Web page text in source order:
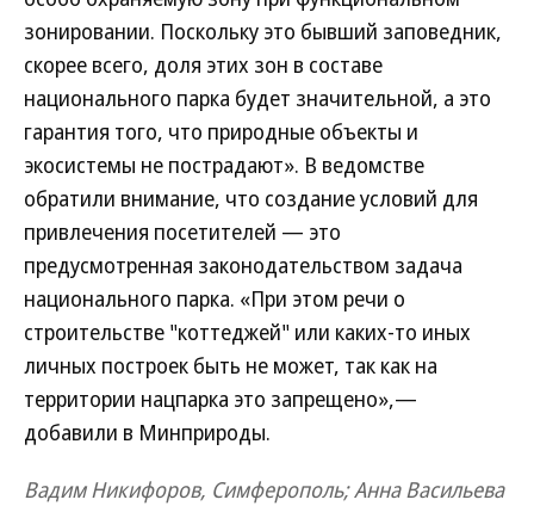
зонировании. Поскольку это бывший заповедник,
скорее всего, доля этих зон в составе
национального парка будет значительной, а это
гарантия того, что природные объекты и
экосистемы не пострадают». В ведомстве
обратили внимание, что создание условий для
привлечения посетителей — это
предусмотренная законодательством задача
национального парка. «При этом речи о
строительстве "коттеджей" или каких-то иных
личных построек быть не может, так как на
территории нацпарка это запрещено»,—
добавили в Минприроды.
Вадим Никифоров, Симферополь; Анна Васильева